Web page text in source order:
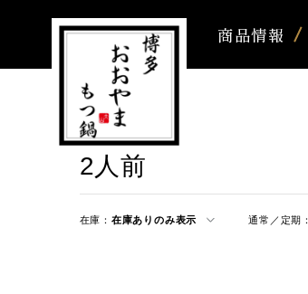
商品情報
2人前
在庫： 在庫ありのみ表示 通常／定期：